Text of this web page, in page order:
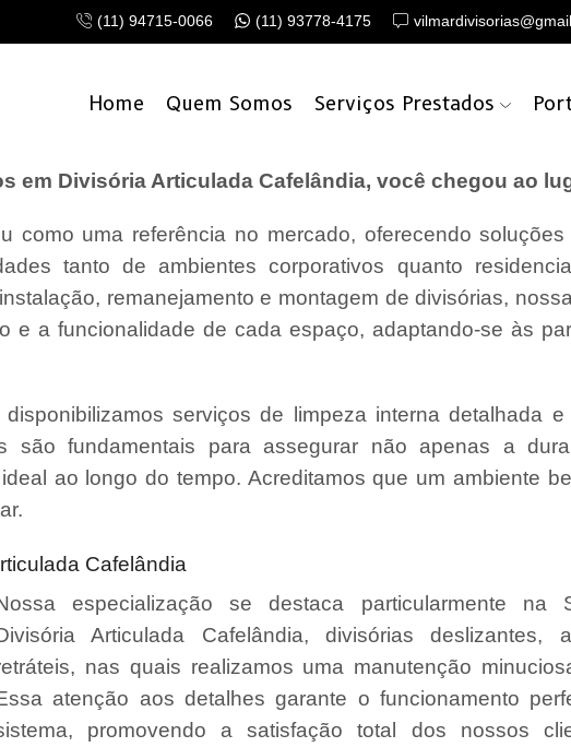
(11) 94715-0066 (11) 93778-4175
Home Quem Somos Serviços Prestados
em Divisória Articulada Cafelândia, você chegou ao
como uma referência no mercado, oferecendo
tanto de ambientes corporativos quanto
remanejamento e montagem de divisórias,
e a funcionalidade de cada espaço, adaptando-se às
serviços de limpeza interna detalhada e
são fundamentais para assegurar não apenas a
ao longo do tempo. Acreditamos que um ambiente
Cafelândia
especialização se destaca particularmente na
Articulada Cafelândia, divisórias deslizantes,
nas quais realizamos uma manutenção
atenção aos detalhes garante o funcionamento
promovendo a satisfação total dos nossos